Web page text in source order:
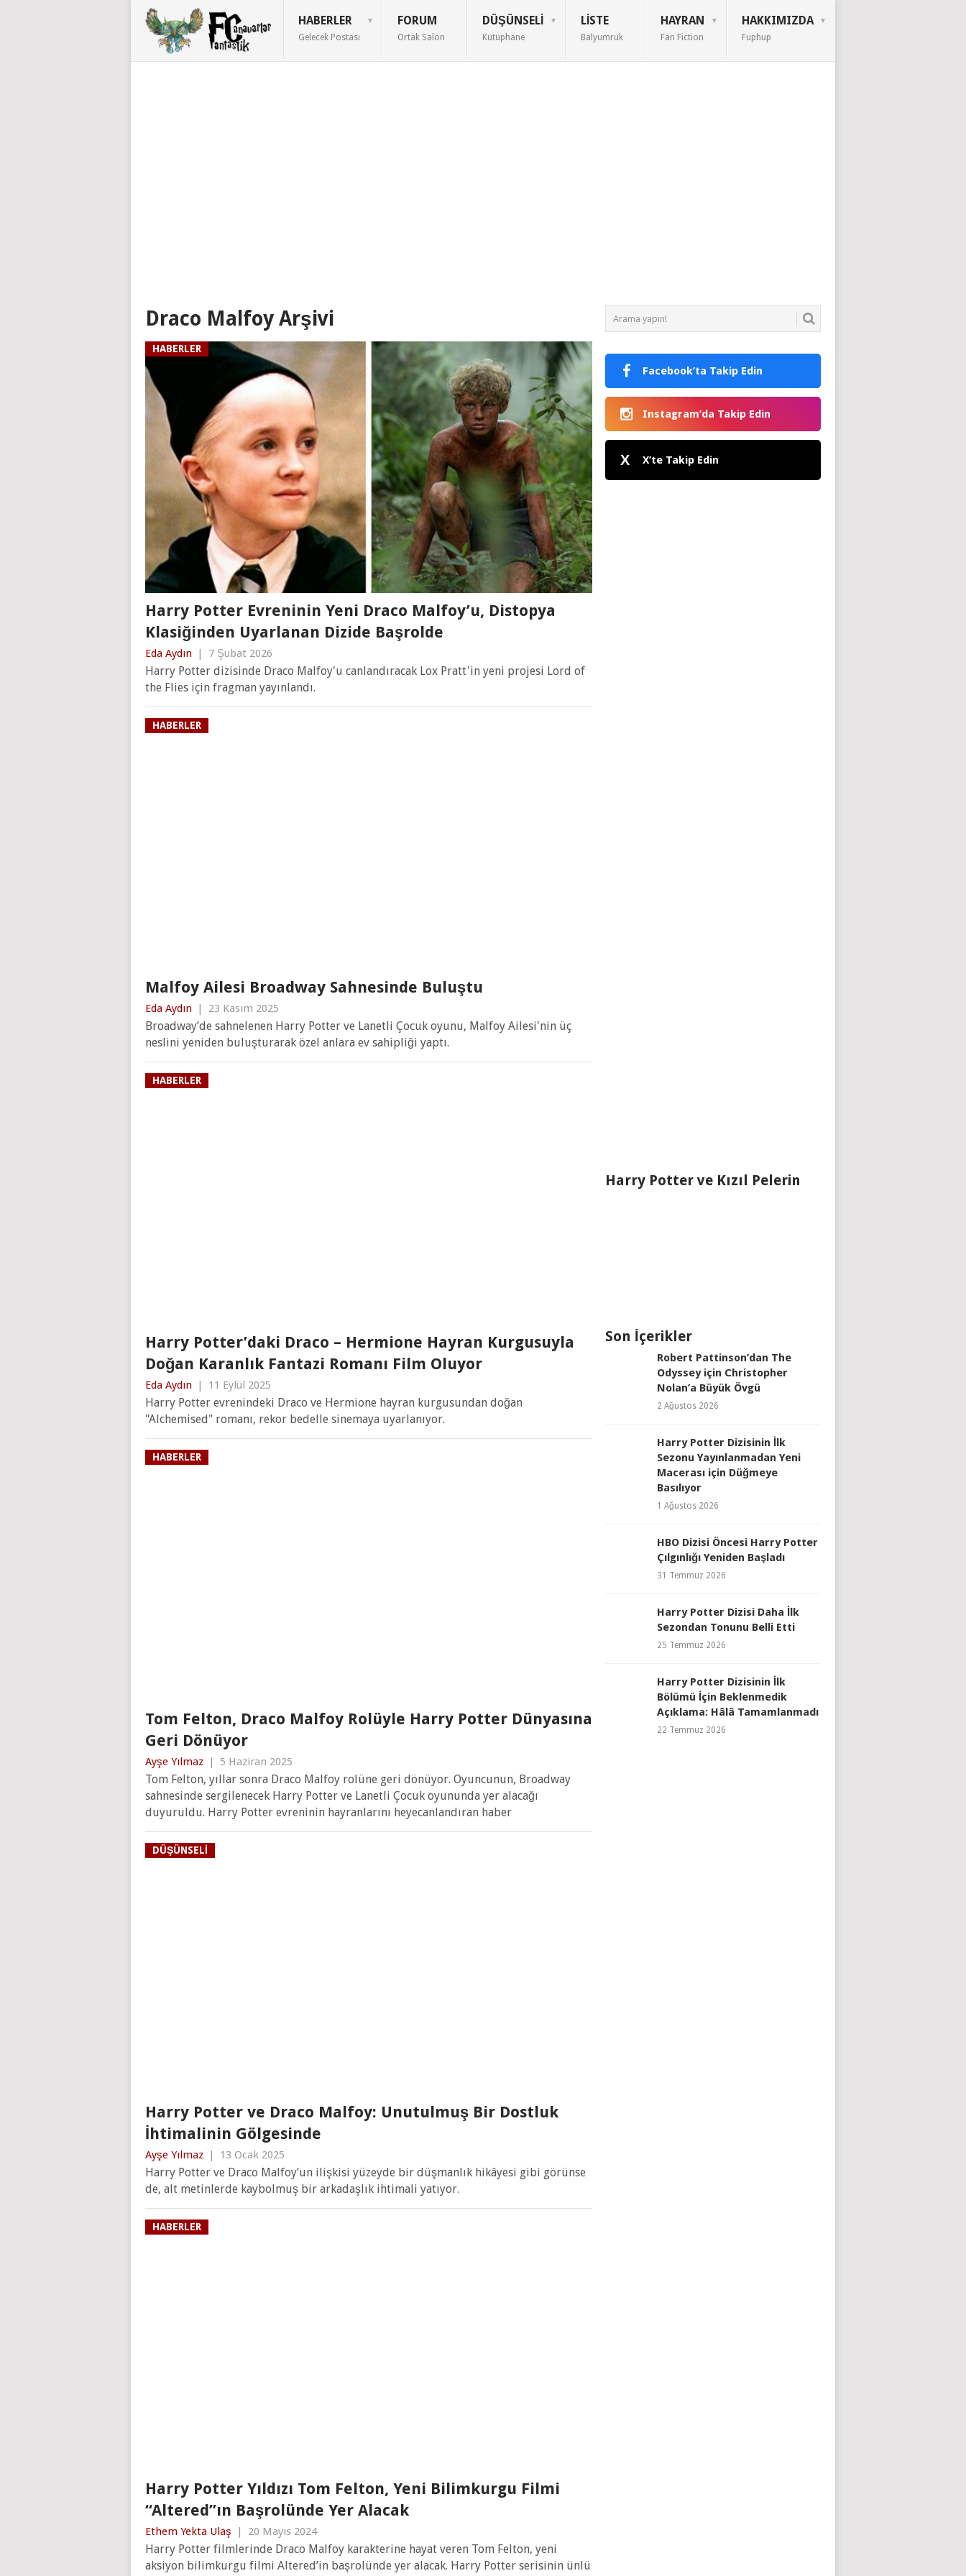
HABERLER
Gelecek Postası
FORUM
Ortak Salon
DÜŞÜNSELI
Kütüphane
LISTE
Balyumruk
HAYRAN
Fan Fiction
HAKKIMIZDA
Fuphup
Draco Malfoy Arşivi
HABERLER
Harry Potter Evreninin Yeni Draco Malfoy’u, Distopya
Klasiğinden Uyarlanan Dizide Başrolde
Eda Aydın 7 Şubat 2026
Harry Potter dizisinde Draco Malfoy'u canlandıracak Lox Pratt'in yeni projesi Lord of
the Flies için fragman yayınlandı.
HABERLER
Malfoy Ailesi Broadway Sahnesinde Buluştu
Eda Aydın 23 Kasım 2025
Broadway’de sahnelenen Harry Potter ve Lanetli Çocuk oyunu, Malfoy Ailesi'nin üç
neslini yeniden buluşturarak özel anlara ev sahipliği yaptı.
HABERLER
Harry Potter’daki Draco – Hermione Hayran Kurgusuyla
Doğan Karanlık Fantazi Romanı Film Oluyor
Eda Aydın 11 Eylül 2025
Harry Potter evrenindeki Draco ve Hermione hayran kurgusundan doğan
"Alchemised" romanı, rekor bedelle sinemaya uyarlanıyor.
HABERLER
Tom Felton, Draco Malfoy Rolüyle Harry Potter Dünyasına
Geri Dönüyor
Ayşe Yılmaz 5 Haziran 2025
Tom Felton, yıllar sonra Draco Malfoy rolüne geri dönüyor. Oyuncunun, Broadway
sahnesinde sergilenecek Harry Potter ve Lanetli Çocuk oyununda yer alacağı
duyuruldu. Harry Potter evreninin hayranlarını heyecanlandıran haber
DÜŞÜNSELI
Harry Potter ve Draco Malfoy: Unutulmuş Bir Dostluk
İhtimalinin Gölgesinde
Ayşe Yılmaz 13 Ocak 2025
Harry Potter ve Draco Malfoy’un ilişkisi yüzeyde bir düşmanlık hikâyesi gibi görünse
de, alt metinlerde kaybolmuş bir arkadaşlık ihtimali yatıyor.
HABERLER
Harry Potter Yıldızı Tom Felton, Yeni Bilimkurgu Filmi
“Altered”ın Başrolünde Yer Alacak
Ethem Yekta Ulaş 20 Mayıs 2024
Harry Potter filmlerinde Draco Malfoy karakterine hayat veren Tom Felton, yeni
aksiyon bilimkurgu filmi Altered’in başrolünde yer alacak. Harry Potter serisinin ünlü
Facebook’ta Takip Edin
Instagram’da Takip Edin
X X’te Takip Edin
Harry Potter ve Kızıl Pelerin
Son İçerikler
Robert Pattinson’dan The
Odyssey için Christopher
Nolan’a Büyük Övgü
2 Ağustos 2026
Harry Potter Dizisinin İlk
Sezonu Yayınlanmadan Yeni
Macerası için Düğmeye
Basılıyor
1 Ağustos 2026
HBO Dizisi Öncesi Harry Potter
Çılgınlığı Yeniden Başladı
31 Temmuz 2026
Harry Potter Dizisi Daha İlk
Sezondan Tonunu Belli Etti
25 Temmuz 2026
Harry Potter Dizisinin İlk
Bölümü İçin Beklenmedik
Açıklama: Hâlâ Tamamlanmadı
22 Temmuz 2026